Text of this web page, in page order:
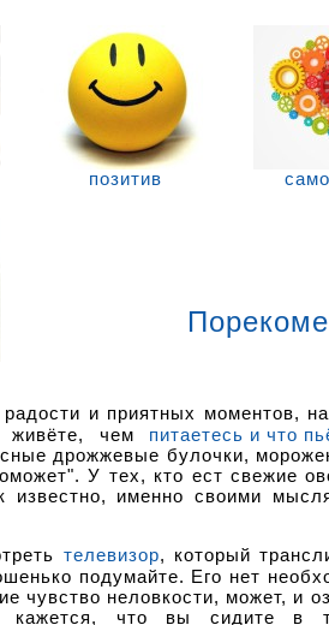
позитив
чем питаетесь и что
дрожжевые булочки,
У тех, кто ест свежие
известно, именно своими
телевизор, который
подумайте. Его нет
чувство неловкости, может, и
кажется, что вы сидите